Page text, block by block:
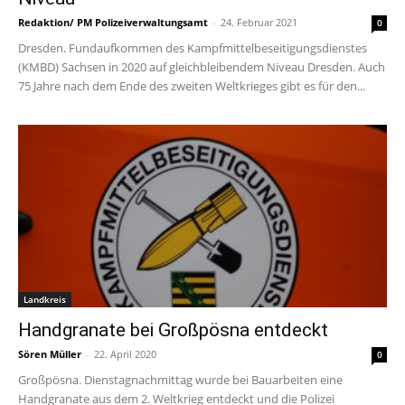
Redaktion/ PM Polizeiverwaltungsamt - 24. Februar 2021 0
Dresden. Fundaufkommen des Kampfmittelbeseitigungsdienstes
(KMBD) Sachsen in 2020 auf gleichbleibendem Niveau Dresden. Auch
75 Jahre nach dem Ende des zweiten Weltkrieges gibt es für den...
Landkreis
Handgranate bei Großpösna entdeckt
Sören Müller - 22. April 2020 0
Großpösna. Dienstagnachmittag wurde bei Bauarbeiten eine
Handgranate aus dem 2. Weltkrieg entdeckt und die Polizei